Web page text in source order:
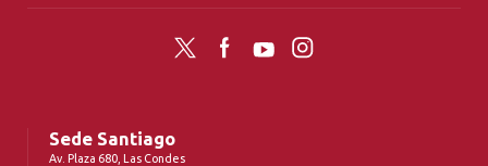
Twitter FacebookYouTubeInstagram
Sede Santiago
Av. Plaza 680, Las Condes